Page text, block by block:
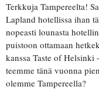
Terkkuja Tampereelta!
Lapland hotellissa ihan
nopeasti lounasta
puistoon ottamaan
kanssa Taste of
teemme tänä vuonna
olemme Tampereella?